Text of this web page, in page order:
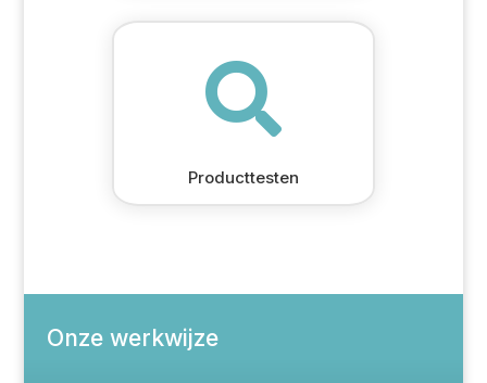

Producttesten
Onze werkwijze